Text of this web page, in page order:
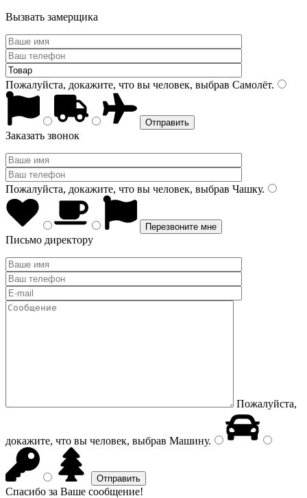
Вызвать замерщика
Пожалуйста, докажите, что вы человек, выбрав Самолёт.
Заказать звонок
Пожалуйста, докажите, что вы человек, выбрав Чашку.
Письмо директору
Пожалуйста,
докажите, что вы человек, выбрав Машину.
Спасибо за Ваше сообщение!